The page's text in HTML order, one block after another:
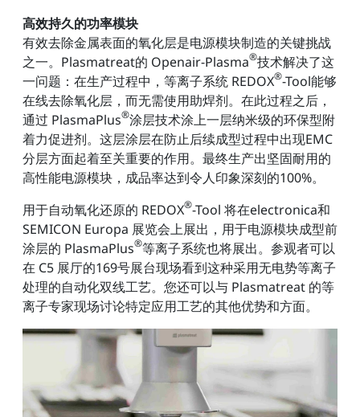
高效持久的功率模块
有效去除金属表面的氧化层是电源模块制造的关键挑战
之一。Plasmatreat的 Openair-Plasma®技术解决了这
一问题：在生产过程中，等离子系统 REDOX®-Tool能够
在线去除氧化层，而无需使用助焊剂。在此过程之后，
通过 PlasmaPlus®涂层技术涂上一层纳米级的环保型附
着力促进剂。这层涂层在防止后续成型过程中出现EMC
分层方面起着至关重要的作用。最终生产出坚固耐用的
高性能电源模块，成品率达到令人印象深刻的100%。
用于自动氧化还原的 REDOX®-Tool 将在electronica和
SEMICON Europa 展览会上展出，用于电源模块成型前
涂层的 PlasmaPlus®等离子系统也将展出。参观者可以
在 C5 展厅的169号展台现场看到这种采用无电势等离子
处理的自动化双线工艺。您还可以与 Plasmatreat 的等
离子专家现场讨论特定应用工艺的其他优势和方面。